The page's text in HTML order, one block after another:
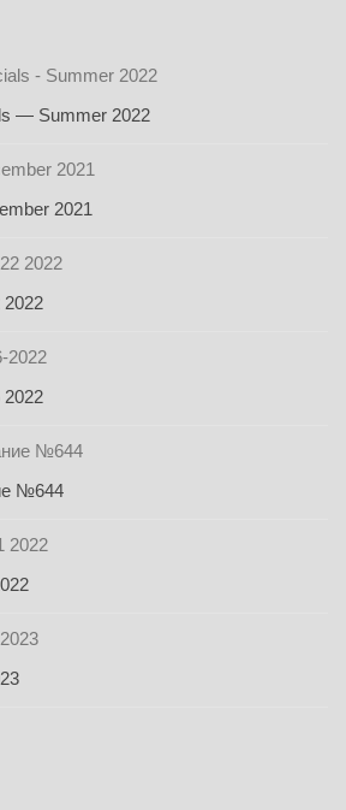
— Summer 2022
2021
№644